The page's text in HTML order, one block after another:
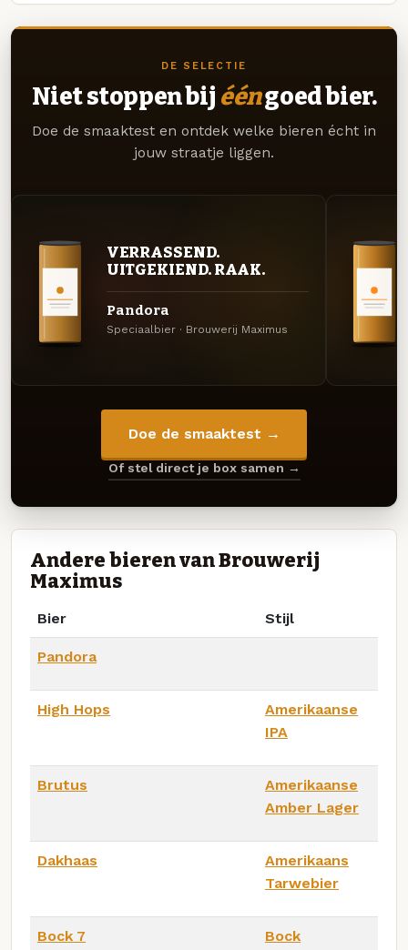
DE SELECTIE
Niet stoppen bij ééngoed bier.
Doe de smaaktest en ontdek welke bieren écht in
jouw straatje liggen.
VERRASSEND.
UITGEKIEND. RAAK.
Pandora
Speciaalbier · Brouwerij Maximus
Doe de smaaktest →
Of stel direct je box samen →
Andere bieren van Brouwerij
Maximus
Bier Stijl
Pandora
High Hops
Amerikaanse
IPA
Brutus
Amerikaanse
Amber Lager
Dakhaas
Amerikaans
Tarwebier
Bock 7 Bock